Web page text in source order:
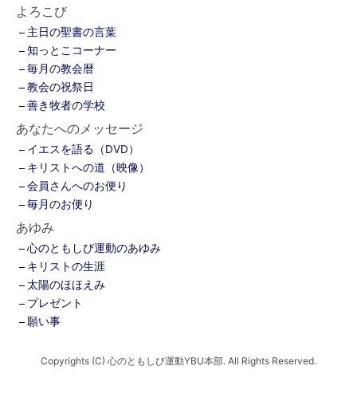
よろこび
主日の聖書の言葉
知っとこコーナー
毎月の教会暦
教会の祝祭日
善き牧者の学校
あなたへのメッセージ
イエスを語る（DVD）
キリストへの道（映像）
会員さんへのお便り
毎月のお便り
あゆみ
心のともしび運動のあゆみ
キリストの生涯
太陽のほほえみ
プレゼント
願い事
Copyrights (C) 心のともしび運動YBU本部. All Rights Reserved.